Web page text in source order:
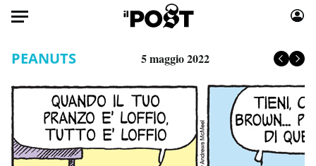
HOME
Italia
Mondo
Politica
Moda
Libri
Consumismi
PEANUTS 5 maggio 2022